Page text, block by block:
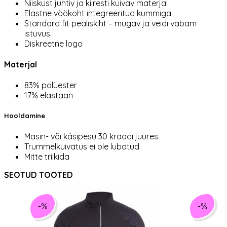
Niiskust juhtiv ja kiiresti kuivav materjal
Elastne vöökoht integreeritud kummiga
Standard fit pealiskiht – mugav ja veidi vabam
istuvus
Diskreetne logo
Materjal
83% polüester
17% elastaan
Hooldamine
Masin- või käsipesu 30 kraadi juures
Trummelkuivatus ei ole lubatud
Mitte triikida
SEOTUD TOOTED
-% -%